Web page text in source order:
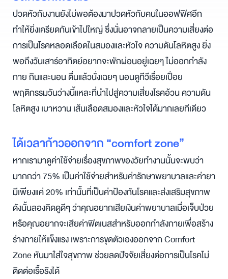
ปวดหัวกับงานยังไม่พอต้องมาปวดหัวกับคนในออฟฟิศอีก
ทำให้ยิ่งเครียดกันเข้าไปใหญ่ ซึ่งนั่นอาจกลายเป็นความเสี่ยงต่อ
การเป็นโรคหลอดเลือดในสมองและหัวใจ ความดันโลหิตสูง ยิ่ง
พอถึงวันเสาร์อาทิตย์อยากจะพักผ่อนอยู่เฉยๆ ไม่ออกกำลัง
กาย กินและนอน ตื่นแล้วนั่งเฉยๆ นอนดูทีวีเรื่อยเปื่อย
พฤติกรรมวันว่างนี้แหละที่นำไปสู่ความเสี่ยงโรคอ้วน ความดัน
โลหิตสูง เบาหวาน เส้นเลือดสมองและหัวใจได้มากเลยทีเดียว
ได้เวลาก้าวออกจาก “comfort zone”
หากเรามาดูค่าใช้จ่ายเรื่องสุขภาพของวัยทำงานนั้นจะพบว่า
มากกว่า 75% เป็นค่าใช้จ่ายสำหรับค่ารักษาพยาบาลและค่ายา
มีเพียงแค่ 20% เท่านั้นที่เป็นค่าป้องกันโรคและส่งเสริมสุขภาพ
ดังนั้นลองคิดดูดีๆ ว่าคุณอยากเสียเงินค่าพยาบาลเมื่อเจ็บป่วย
หรือคุณอยากจะเสียค่าฟิตเนสสำหรับออกกำลังกายเพื่อสร้าง
ร่างกายให้แข็งแรง เพราะการขุดตัวเองออกจาก Comfort
Zone หันมาใส่ใจสุขภาพ ช่วยลดปัจจัยเสี่ยงต่อการเป็นโรคไม่
ติดต่อเรื้อรังได้